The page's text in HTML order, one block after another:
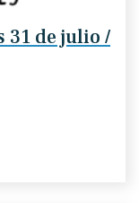
31 de julio /